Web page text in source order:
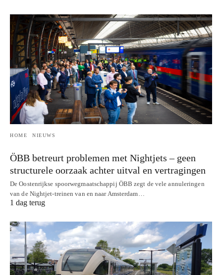
HOME NIEUWS
ÖBB betreurt problemen met Nightjets – geen
structurele oorzaak achter uitval en vertragingen
De Oostenrijkse spoorwegmaatschappij ÖBB zegt de vele annuleringen
van de Nightjet-treinen van en naar Amsterdam…
1 dag terug